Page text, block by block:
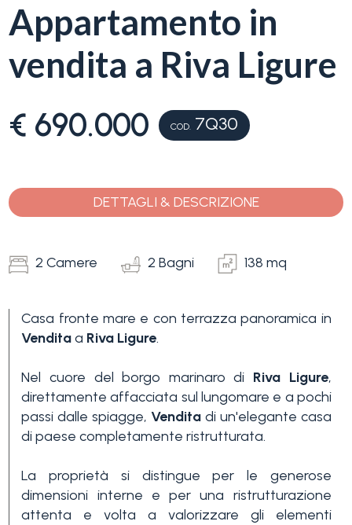
Appartamento in
vendita a Riva Ligure
€ 690.000 COD. 7Q30
DETTAGLI & DESCRIZIONE
2 Camere 2 Bagni 138 mq
Casa fronte mare e con terrazza panoramica in
Venditaa Riva Ligure.
Nel cuore del borgo marinaro di Riva Ligure,
direttamente affacciata sul lungomare e a pochi
passi dalle spiagge, Vendita di un'elegante casa
di paese completamente ristrutturata.
La proprietà si distingue per le generose
dimensioni interne e per una ristrutturazione
attenta e volta a valorizzare gli elementi
La
Liguria
case
( 0)
Tipologia
-
Qualsiasi
Residenziali
Prezzo
Camere
minime